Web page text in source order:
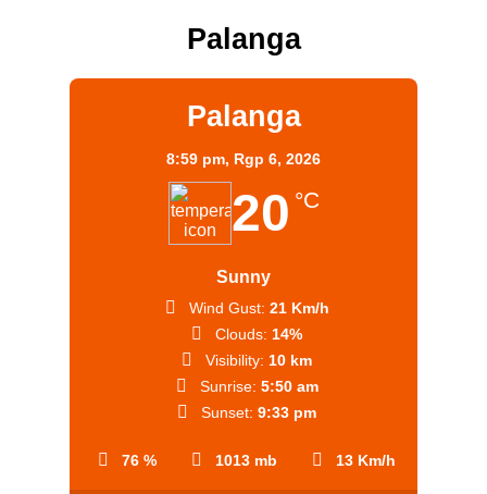
Palanga
Palanga
8:59 pm, Rgp 6, 2026
20 °C
Sunny
76 % 1013 mb 13 Km/h
Wind Gust: 21 Km/h
Clouds: 14%
Visibility: 10 km
Sunrise: 5:50 am
Sunset: 9:33 pm